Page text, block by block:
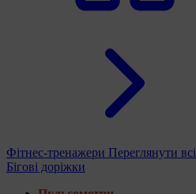
Фітнес-тренажери Переглянути всі
Бігові доріжки